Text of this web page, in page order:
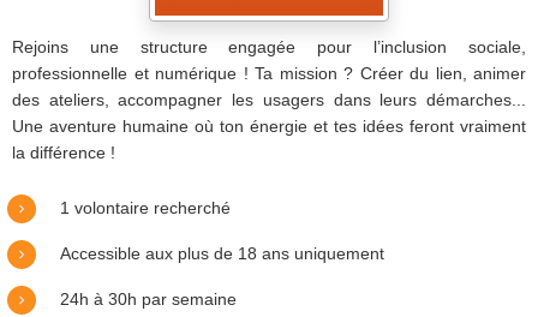
Rejoins une structure engagée pour l’inclusion sociale,
professionnelle et numérique ! Ta mission ? Créer du lien, animer
des ateliers, accompagner les usagers dans leurs démarches...
Une aventure humaine où ton énergie et tes idées feront vraiment
la différence !
1 volontaire recherché
Accessible aux plus de 18 ans uniquement
24h à 30h par semaine